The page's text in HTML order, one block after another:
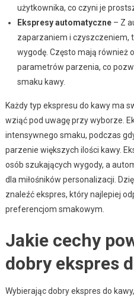
użytkownika, co czyni je
Ekspresy automatyczne– Z
zaparzaniem i czyszczeniem,
wygodę. Często mają również
parametrów parzenia, co
smaku kawy.
Każdy typ ekspresu do kawy ma
wziąć pod uwagę przy wyborze.
intensywnego smaku, podczas
parzenie większych ilości kawy.
osób szukających wygody, a
dla miłośników personalizacji.
znaleźć ekspres, który najlepiej
preferencjom smakowym.
Jakie cechy
dobry ekspres
Wybierając dobry ekspres do